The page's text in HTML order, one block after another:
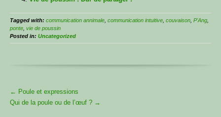
Tagged with: communication annimale communication intuitive couvaison P'Ang
ponte vie de poussin
Posted in: Uncategorized
More
Articles
← Poule et expressions
Qui de la poule ou de l’œuf ? →